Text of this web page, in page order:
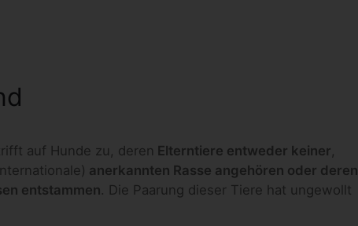
auf Hunde zu, deren Elterntiere entweder keiner
anerkannten Rasse angehören oder deren
entstammen. Die Paarung dieser Tiere hat ungewollt